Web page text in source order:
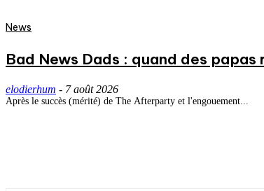
News
Bad News Dads : quand des
elodierhum - 7 août 2026
Après le succès (mérité) de The Afterparty et l'engouement...